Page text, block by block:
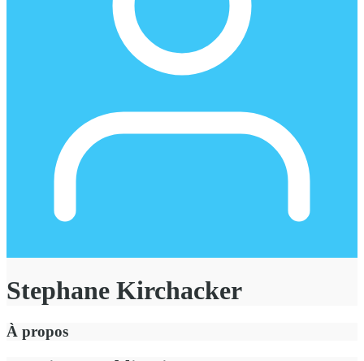
Stephane Kirchacker
À propos